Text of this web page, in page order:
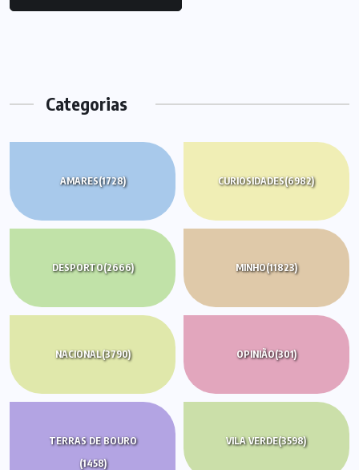
Categorias
AMARES(1728) CURIOSIDADES(6982)
DESPORTO(2666) MINHO(11823)
NACIONAL(3790) OPINIÃO(301)
TERRAS DE BOURO
(1458)
VILA VERDE(3598)